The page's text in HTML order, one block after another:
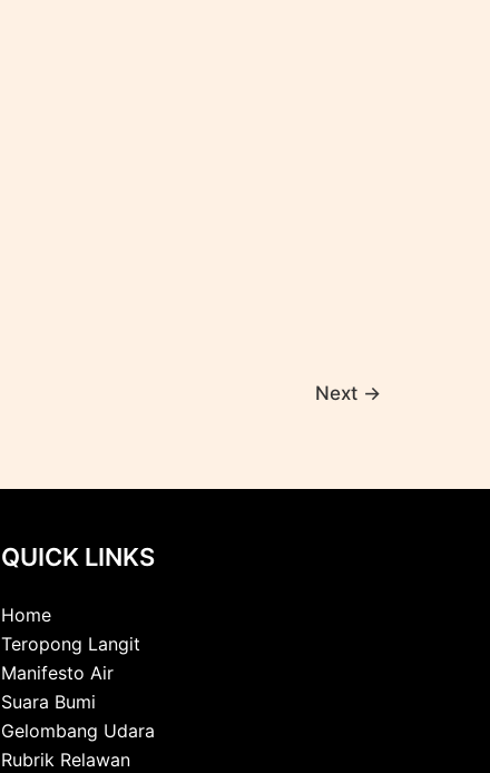
Next →
QUICK LINKS
Home
Teropong Langit
Manifesto Air
Suara Bumi
Gelombang Udara
Rubrik Relawan